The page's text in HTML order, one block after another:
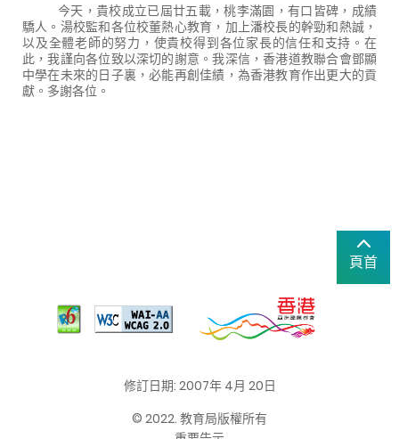
今天，貴校成立已屆廿五載，桃李滿園，有口皆碑，成績
驕人。湯校監和各位校董熱心教育，加上潘校長的幹勁和熱誠，
以及全體老師的努力，使貴校得到各位家長的信任和支持。在
此，我謹向各位致以深切的謝意。我深信，香港道教聯合會鄧顯
中學在未來的日子裏，必能再創佳績，為香港教育作出更大的貢
獻。多謝各位。
頁首
修訂日期: 2007年 4月 20日
© 2022. 教育局版權所有